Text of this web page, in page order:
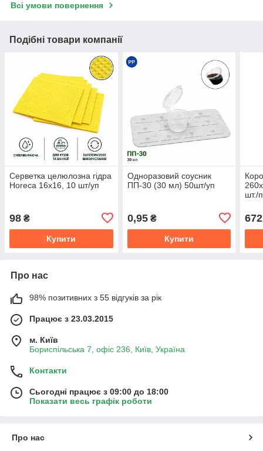
Всі умови повернення
Подібні товари компанії
Серветка целюлозна гідра
Horeca 16х16, 10 шт/уп
98 ₴
Купити
Одноразовий соусник
ПП-30 (30 мл) 50шт/уп
0,95₴
Купити
шт./
672
Про нас
98% позитивних з 55 відгуків за рік
Працює з 23.03.2015
м. Київ
Бориспільська 7, офіс 236, Київ, Україна
Контакти
Сьогодні працює з 09:00 до 18:00
Показати весь графік роботи
Про нас